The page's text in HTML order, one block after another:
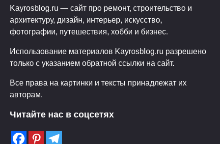
Kayrosblog.ru — сайт про ремонт, строительство и
архитектуру, дизайн, интерьер, искусство,
фотографии, путешествия, хобби и бизнес.
Использование материалов Kayrosblog.ru разрешено
только с указанием обратной ссылки на сайт.
Все права на картинки и тексты принадлежат их
авторам.
Читайте нас в соцсетях